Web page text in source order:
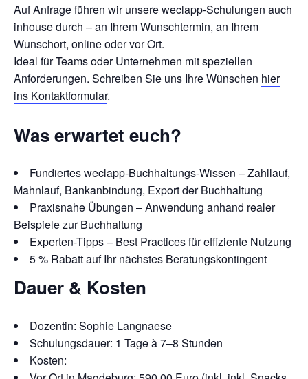
Auf Anfrage führen wir unsere weclapp-Schulungen auch
inhouse durch – an Ihrem Wunschtermin, an Ihrem
Wunschort, online oder vor Ort.
Ideal für Teams oder Unternehmen mit speziellen
Anforderungen. Schreiben Sie uns Ihre Wünschen hier
ins Kontaktformular.
Was erwartet euch?
Fundiertes weclapp-Buchhaltungs-Wissen – Zahllauf,
Mahnlauf, Bankanbindung, Export der Buchhaltung
Praxisnahe Übungen – Anwendung anhand realer
Beispiele zur Buchhaltung
Experten-Tipps – Best Practices für effiziente Nutzung
5 % Rabatt auf Ihr nächstes Beratungskontingent
Dauer & Kosten
Dozentin: Sophie Langnaese
Schulungsdauer: 1 Tage à 7–8 Stunden
Kosten: